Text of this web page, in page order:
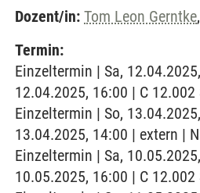
Dozent/in: Tom Leon Gerntke,
Termin:
Einzeltermin | Sa,
12.04.2025, 16:00 | C 12.002
Einzeltermin | So,
13.04.2025, 14:00 | extern |
Einzeltermin | Sa,
10.05.2025, 16:00 | C 12.002